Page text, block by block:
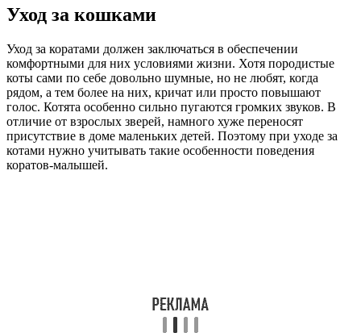
Уход за кошками
Уход за коратами должен заключаться в обеспечении
комфортными для них условиями жизни. Хотя породистые
коты сами по себе довольно шумные, но не любят, когда
рядом, а тем более на них, кричат или просто повышают
голос. Котята особенно сильно пугаются громких звуков. В
отличие от взрослых зверей, намного хуже переносят
присутствие в доме маленьких детей. Поэтому при уходе за
котами нужно учитывать такие особенности поведения
коратов-малышей.